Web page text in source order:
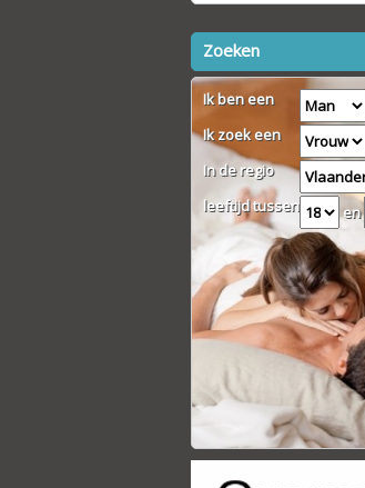
Zoeken
Ik ben een
Ik zoek een
In de regio
leeftijd tussen
en